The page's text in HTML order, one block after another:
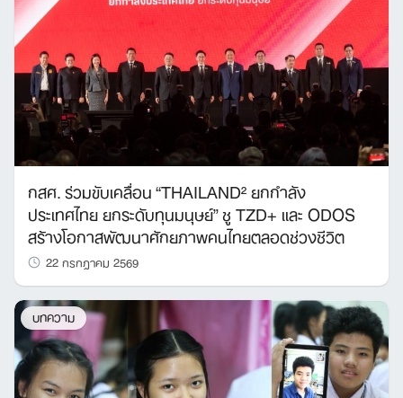
กสศ. ร่วมขับเคลื่อน “THAILAND² ยกกำลัง
ประเทศไทย ยกระดับทุนมนุษย์” ชู TZD+ และ ODOS
สร้างโอกาสพัฒนาศักยภาพคนไทยตลอดช่วงชีวิต
22 กรกฎาคม 2569
บทความ